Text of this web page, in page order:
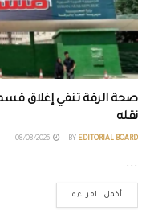
صحة الرقة تنفي إغلاق
نقله
BY EDITORIAL BOARD
...
أكمل القراءة